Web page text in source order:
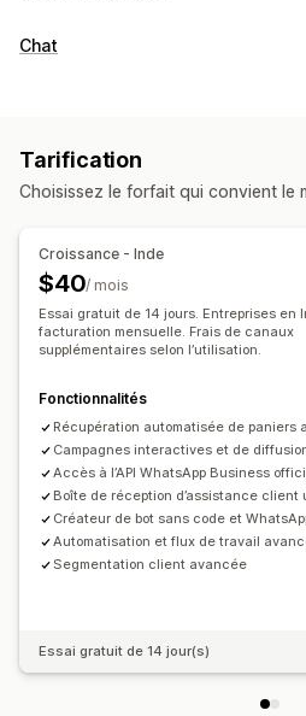
Récupération de panier
Suivi des conversions
Codes de réduction personnalisés
Modèles
Règles de ciblage
Chat
Importations de fichiers
Informations sur le client
Récupération de panier
Recommandations de produits
Vente croisée
Personnalisation
Emojis et vignettes Fenêtre de
Message d’accueil
Boutons du
Attribution du chat Flux de chat
Tarification
Choisissez le forfait qui convient le
Croissance - Inde
$40/ mois
Essai gratuit de 14 jours. Entreprises en
facturation mensuelle. Frais de canaux
supplémentaires selon l’utilisation.
Fonctionnalités
Récupération automatisée de paniers
Campagnes interactives et de
Accès à l’API WhatsApp Business
Boîte de réception d’assistance client
Créateur de bot sans code et
Automatisation et flux de travail
Segmentation client avancée
Essai gratuit de 14 jour(s)